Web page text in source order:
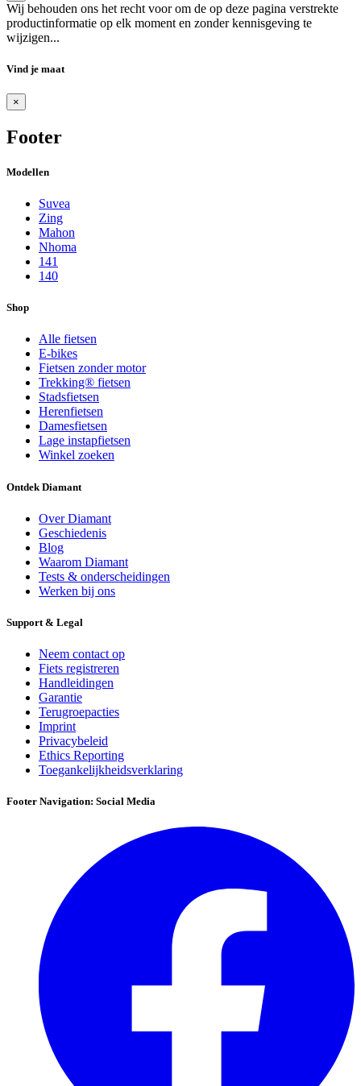
Wij behouden ons het recht voor om de op deze pagina verstrekte
productinformatie op elk moment en zonder kennisgeving te
wijzigen...
Vind je maat
×
Footer
Modellen
Suvea
Zing
Mahon
Nhoma
141
140
Shop
Alle fietsen
E-bikes
Fietsen zonder motor
Trekking® fietsen
Stadsfietsen
Herenfietsen
Damesfietsen
Lage instapfietsen
Winkel zoeken
Ontdek Diamant
Over Diamant
Geschiedenis
Blog
Waarom Diamant
Tests & onderscheidingen
Werken bij ons
Support & Legal
Neem contact op
Fiets registreren
Handleidingen
Garantie
Terugroepacties
Imprint
Privacybeleid
Ethics Reporting
Toegankelijkheidsverklaring
Footer Navigation: Social Media